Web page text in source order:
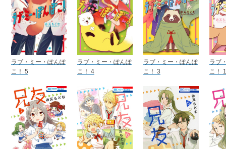
ラブ・ミー・ぽんぽ
こ！ 5
ラブ・ミー・ぽんぽ
こ！ 4
ラブ・ミー・ぽんぽ
こ！ 3
ラブ
こ！ 1